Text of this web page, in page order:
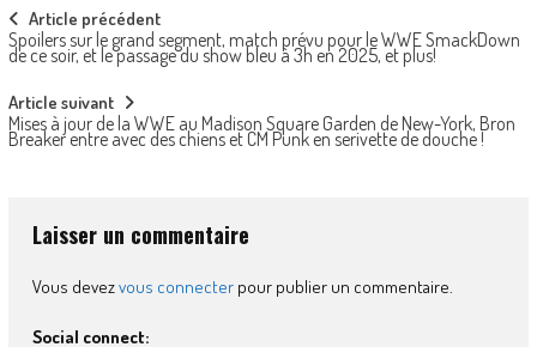
Post
navigation
Article précédent
Spoilers sur le grand segment, match prévu pour le WWE SmackDown
de ce soir, et le passage du show bleu à 3h en 2025, et plus!
Article suivant
Mises à jour de la WWE au Madison Square Garden de New-York, Bron
Breaker entre avec des chiens et CM Punk en serivette de douche !
Laisser un commentaire
Vous devezvous connecterpour publier un commentaire.
Social connect: